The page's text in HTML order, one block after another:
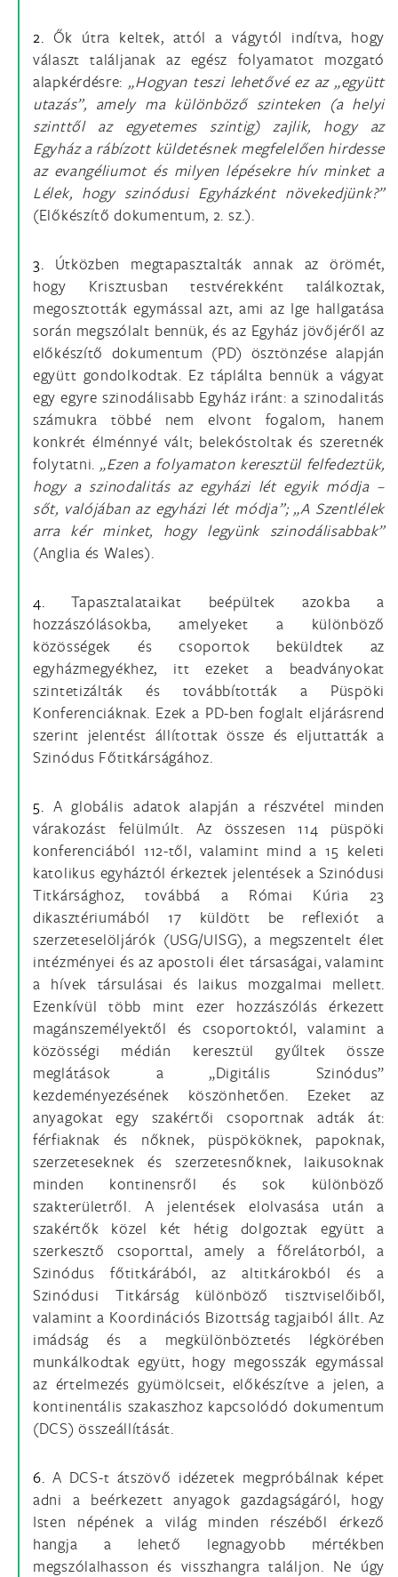
2. Ők útra keltek, attól a vágytól indítva, hogy
választ találjanak az egész folyamatot mozgató
alapkérdésre: „Hogyan teszi lehetővé ez az „együtt
utazás”, amely ma különböző szinteken (a helyi
szinttől az egyetemes szintig) zajlik, hogy az
Egyház a rábízott küldetésnek megfelelően hirdesse
az evangéliumot és milyen lépésekre hív minket a
Lélek, hogy szinódusi Egyházként növekedjünk?”
(Előkészítő dokumentum, 2. sz.).
3. Útközben megtapasztalták annak az örömét,
hogy Krisztusban testvérekként találkoztak,
megosztották egymással azt, ami az Ige hallgatása
során megszólalt bennük, és az Egyház jövőjéről az
előkészítő dokumentum (PD) ösztönzése alapján
együtt gondolkodtak. Ez táplálta bennük a vágyat
egy egyre szinodálisabb Egyház iránt: a szinodalitás
számukra többé nem elvont fogalom, hanem
konkrét élménnyé vált; belekóstoltak és szeretnék
folytatni. „Ezen a folyamaton keresztül felfedeztük,
hogy a szinodalitás az egyházi lét egyik módja –
sőt, valójában az egyházi lét módja”; „A Szentlélek
arra kér minket, hogy legyünk szinodálisabbak”
(Anglia és Wales).
4. Tapasztalataikat beépültek azokba a
hozzászólásokba, amelyeket a különböző
közösségek és csoportok beküldtek az
egyházmegyékhez, itt ezeket a beadványokat
szintetizálták és továbbították a Püspöki
Konferenciáknak. Ezek a PD-ben foglalt eljárásrend
szerint jelentést állítottak össze és eljuttatták a
Szinódus Főtitkárságához.
5. A globális adatok alapján a részvétel minden
várakozást felülmúlt. Az összesen 114 püspöki
konferenciából 112-től, valamint mind a 15 keleti
katolikus egyháztól érkeztek jelentések a Szinódusi
Titkársághoz, továbbá a Római Kúria 23
dikasztériumából 17 küldött be reflexiót a
szerzeteselöljárók (USG/UISG), a megszentelt élet
intézményei és az apostoli élet társaságai, valamint
a hívek társulásai és laikus mozgalmai mellett.
Ezenkívül több mint ezer hozzászólás érkezett
magánszemélyektől és csoportoktól, valamint a
közösségi médián keresztül gyűltek össze
meglátások a „Digitális Szinódus”
kezdeményezésének köszönhetően. Ezeket az
anyagokat egy szakértői csoportnak adták át:
férfiaknak és nőknek, püspököknek, papoknak,
szerzeteseknek és szerzetesnőknek, laikusoknak
minden kontinensről és sok különböző
szakterületről. A jelentések elolvasása után a
szakértők közel két hétig dolgoztak együtt a
szerkesztő csoporttal, amely a főrelátorból, a
Szinódus főtitkárából, az altitkárokból és a
Szinódusi Titkárság különböző tisztviselőiből,
valamint a Koordinációs Bizottság tagjaiból állt. Az
imádság és a megkülönböztetés légkörében
munkálkodtak együtt, hogy megosszák egymással
az értelmezés gyümölcseit, előkészítve a jelen, a
kontinentális szakaszhoz kapcsolódó dokumentum
(DCS) összeállítását.
6. A DCS-t átszövő idézetek megpróbálnak képet
adni a beérkezett anyagok gazdagságáról, hogy
Isten népének a világ minden részéből érkező
hangja a lehető legnagyobb mértékben
megszólalhasson és visszhangra találjon. Ne úgy